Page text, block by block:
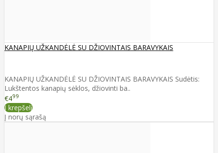
KANAPIŲ UŽKANDĖLĖ SU DŽIOVINTAIS BARAVYKAIS
KANAPIŲ UŽKANDĖLĖ SU DŽIOVINTAIS BARAVYKAIS Sudėtis:
Lukštentos kanapių sėklos, džiovinti ba..
€499
Į krepšelį
Į norų sąrašą